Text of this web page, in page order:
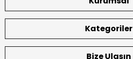
Kategoriler
Bize Ulaşın